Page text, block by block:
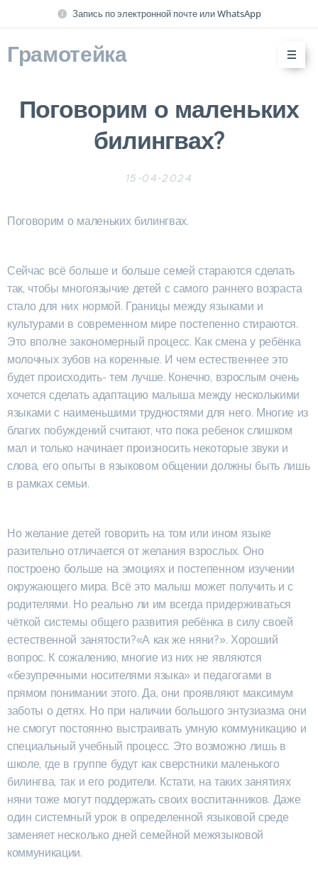
Запись по электронной почте или WhatsApp
Грамотейка
Поговорим о маленьких
билингвах?
15-04-2024
Поговорим о маленьких билингвах.
Сейчас всё больше и больше семей стараются сделать
так, чтобы многоязычие детей с самого раннего возраста
стало для них нормой. Границы между языками и
культурами в современном мире постепенно стираются.
Это вполне закономерный процесс. Как смена у ребёнка
молочных зубов на коренные. И чем естественнее это
будет происходить- тем лучше. Конечно, взрослым очень
хочется сделать адаптацию малыша между несколькими
языками с наименьшими трудностями для него. Многие из
благих побуждений считают, что пока ребенок слишком
мал и только начинает произносить некоторые звуки и
слова, его опыты в языковом общении должны быть лишь
в рамках семьи.
Но желание детей говорить на том или ином языке
разительно отличается от желания взрослых. Оно
построено больше на эмоциях и постепенном изучении
окружающего мира. Всё это малыш может получить и с
родителями. Но реально ли им всегда придерживаться
чёткой системы общего развития ребёнка в силу своей
естественной занятости?«А как же няни?». Хороший
вопрос. К сожалению, многие из них не являются
«безупречными носителями языка» и педагогами в
прямом понимании этого. Да, они проявляют максимум
заботы о детях. Но при наличии большого энтузиазма они
не смогут постоянно выстраивать умную коммуникацию и
специальный учебный процесс. Это возможно лишь в
школе, где в группе будут как сверстники маленького
билингва, так и его родители. Кстати, на таких занятиях
няни тоже могут поддержать своих воспитанников. Даже
один системный урок в определенной языковой среде
заменяет несколько дней семейной межязыковой
коммуникации.